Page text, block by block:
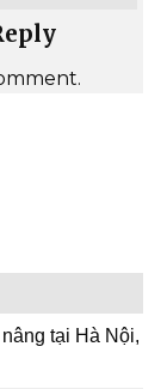
tại Hà Nội,